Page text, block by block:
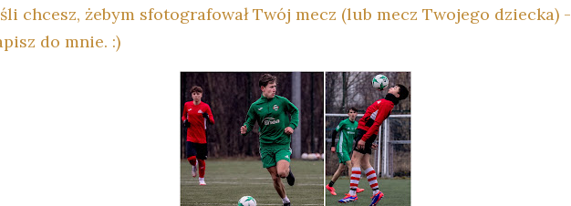
chcesz, żebym sfotografował Twój mecz (lub mecz Twojego dziecka) -
do mnie. :)